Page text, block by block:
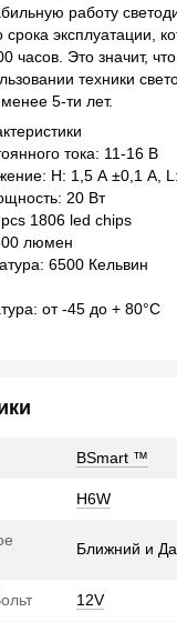
работу
срока эксплуатации,
часов. Это значит,
техники
5-ти лет.
тока: 11-16 В
H: 1,5 А ±0,1 А,
20 Вт
1806 led chips
люмен
6500 Кельвин
от -45 до + 80°C
BSmart ™
H6W
Ближний и
12V